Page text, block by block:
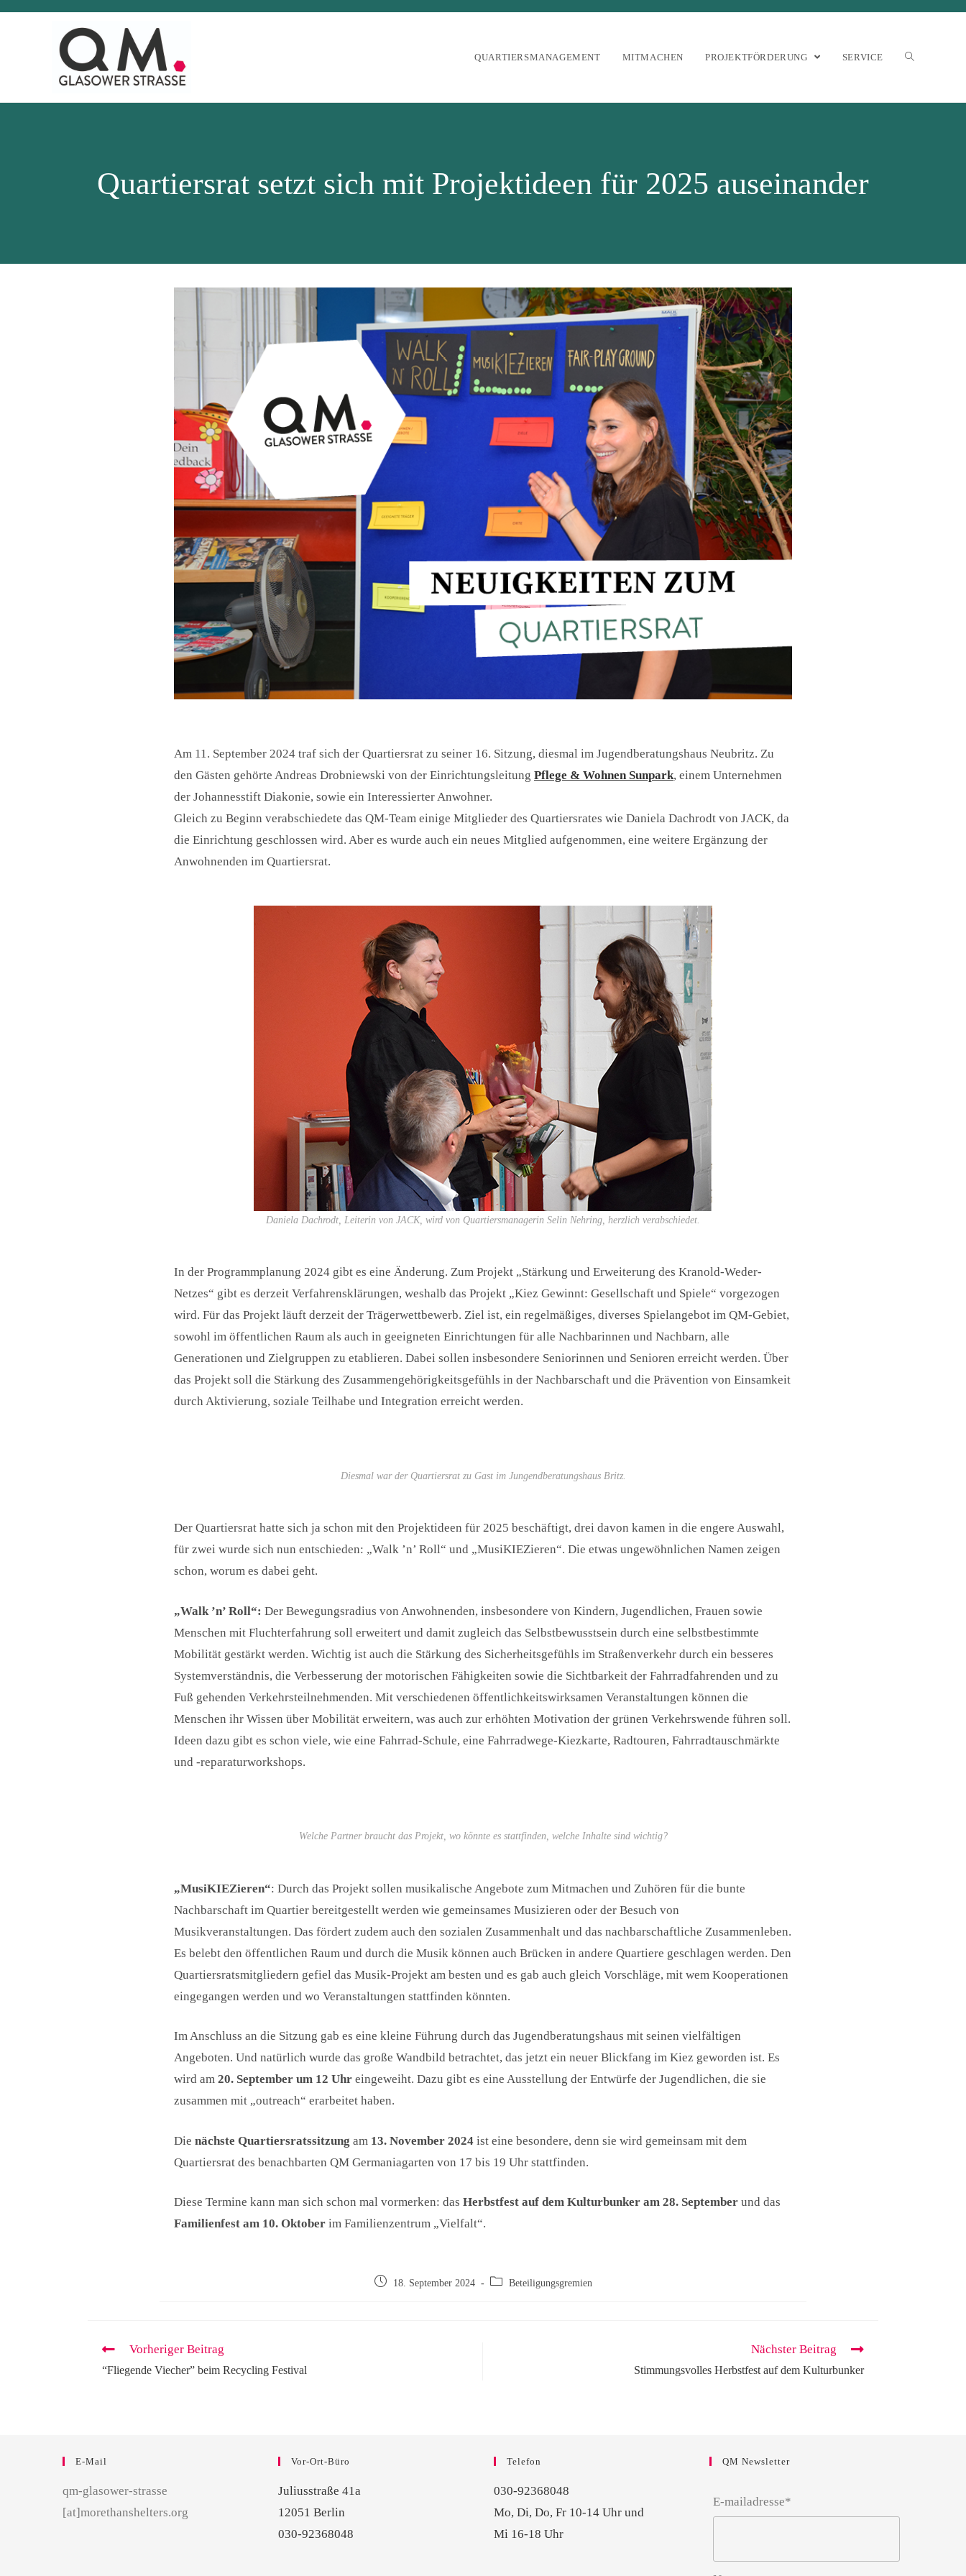
QUARTIERSMANAGEMENT MITMACHEN PROJEKTFÖRDERUNG SERVICE
Quartiersrat setzt sich mit Projektideen für 2025 auseinander
Am 11. September 2024 traf sich der Quartiersrat zu seiner 16. Sitzung, diesmal im Jugendberatungshaus Neubritz. Zu
den Gästen gehörte Andreas Drobniewski von der Einrichtungsleitung Pflege & Wohnen Sunpark, einem Unternehmen
der Johannesstift Diakonie, sowie ein Interessierter Anwohner.
Gleich zu Beginn verabschiedete das QM-Team einige Mitglieder des Quartiersrates wie Daniela Dachrodt von JACK, da
die Einrichtung geschlossen wird. Aber es wurde auch ein neues Mitglied aufgenommen, eine weitere Ergänzung der
Anwohnenden im Quartiersrat.
Daniela Dachrodt, Leiterin von JACK, wird von Quartiersmanagerin Selin Nehring, herzlich verabschiedet.
In der Programmplanung 2024 gibt es eine Änderung. Zum Projekt „Stärkung und Erweiterung des Kranold-Weder-
Netzes“ gibt es derzeit Verfahrensklärungen, weshalb das Projekt „Kiez Gewinnt: Gesellschaft und Spiele“ vorgezogen
wird. Für das Projekt läuft derzeit der Trägerwettbewerb. Ziel ist, ein regelmäßiges, diverses Spielangebot im QM-Gebiet,
sowohl im öffentlichen Raum als auch in geeigneten Einrichtungen für alle Nachbarinnen und Nachbarn, alle
Generationen und Zielgruppen zu etablieren. Dabei sollen insbesondere Seniorinnen und Senioren erreicht werden. Über
das Projekt soll die Stärkung des Zusammengehörigkeitsgefühls in der Nachbarschaft und die Prävention von Einsamkeit
durch Aktivierung, soziale Teilhabe und Integration erreicht werden.
Diesmal war der Quartiersrat zu Gast im Jungendberatungshaus Britz.
Der Quartiersrat hatte sich ja schon mit den Projektideen für 2025 beschäftigt, drei davon kamen in die engere Auswahl,
für zwei wurde sich nun entschieden: „Walk ’n’ Roll“ und „MusiKIEZieren“. Die etwas ungewöhnlichen Namen zeigen
schon, worum es dabei geht.
„Walk ’n’ Roll“: Der Bewegungsradius von Anwohnenden, insbesondere von Kindern, Jugendlichen, Frauen sowie
Menschen mit Fluchterfahrung soll erweitert und damit zugleich das Selbstbewusstsein durch eine selbstbestimmte
Mobilität gestärkt werden. Wichtig ist auch die Stärkung des Sicherheitsgefühls im Straßenverkehr durch ein besseres
Systemverständnis, die Verbesserung der motorischen Fähigkeiten sowie die Sichtbarkeit der Fahrradfahrenden und zu
Fuß gehenden Verkehrsteilnehmenden. Mit verschiedenen öffentlichkeitswirksamen Veranstaltungen können die
Menschen ihr Wissen über Mobilität erweitern, was auch zur erhöhten Motivation der grünen Verkehrswende führen soll.
Ideen dazu gibt es schon viele, wie eine Fahrrad-Schule, eine Fahrradwege-Kiezkarte, Radtouren, Fahrradtauschmärkte
und -reparaturworkshops.
Welche Partner braucht das Projekt, wo könnte es stattfinden, welche Inhalte sind wichtig?
„MusiKIEZieren“: Durch das Projekt sollen musikalische Angebote zum Mitmachen und Zuhören für die bunte
Nachbarschaft im Quartier bereitgestellt werden wie gemeinsames Musizieren oder der Besuch von
Musikveranstaltungen. Das fördert zudem auch den sozialen Zusammenhalt und das nachbarschaftliche Zusammenleben.
Es belebt den öffentlichen Raum und durch die Musik können auch Brücken in andere Quartiere geschlagen werden. Den
Quartiersratsmitgliedern gefiel das Musik-Projekt am besten und es gab auch gleich Vorschläge, mit wem Kooperationen
eingegangen werden und wo Veranstaltungen stattfinden könnten.
Im Anschluss an die Sitzung gab es eine kleine Führung durch das Jugendberatungshaus mit seinen vielfältigen
Angeboten. Und natürlich wurde das große Wandbild betrachtet, das jetzt ein neuer Blickfang im Kiez geworden ist. Es
wird am 20. September um 12 Uhr eingeweiht. Dazu gibt es eine Ausstellung der Entwürfe der Jugendlichen, die sie
zusammen mit „outreach“ erarbeitet haben.
Die nächste Quartiersratssitzung am 13. November 2024 ist eine besondere, denn sie wird gemeinsam mit dem
Quartiersrat des benachbarten QM Germaniagarten von 17 bis 19 Uhr stattfinden.
Diese Termine kann man sich schon mal vormerken: das Herbstfest auf dem Kulturbunker am 28. September und das
Familienfest am 10. Oktober im Familienzentrum „Vielfalt“.
18. September 2024 Beteiligungsgremien
Vorheriger Beitrag
“Fliegende Viecher” beim Recycling Festival
Nächster Beitrag
Stimmungsvolles Herbstfest auf dem Kulturbunker
E-Mail
qm-glasower-strasse
[at]morethanshelters.org
Vor-Ort-Büro
Juliusstraße 41a
12051 Berlin
030-92368048
Telefon
030-92368048
Mo, Di, Do, Fr 10-14 Uhr und
Mi 16-18 Uhr
QM Newsletter
E-mailadresse*